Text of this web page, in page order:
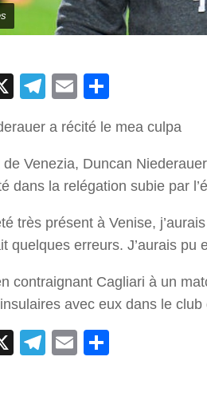
X Telegram
Email
a récité le mea culpa
Venezia, Duncan
dans la relégation subie par
très présent à Venise,
quelques erreurs. J’aurais
contraignant Cagliari à un
avec eux dans le club
X Telegram
Email